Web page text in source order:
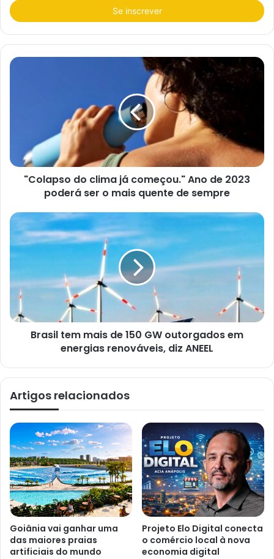
i
r
a
o
s
u
e
e
"Colapso do clima já começou." Ano de 2023
poderá ser o mais quente de sempre
Brasil tem mais de 150 GW outorgados em
energias renováveis, diz ANEEL
Artigos relacionados
Goiânia vai ganhar uma
das maiores praias
artificiais do mundo
Projeto Elo Digital conecta
o comércio local à nova
economia digital